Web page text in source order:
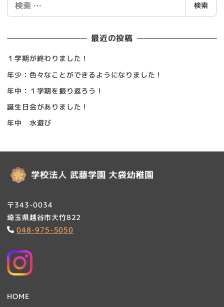
索
検索
最近の投稿
１学期が終わりました！
年少：色々なことができるようになりました！
年中：１学期を振り返ろう！
誕生日会がありました！
年中 水遊び
〒343-0034
埼玉県越谷市大竹822
048-975-5050
HOME